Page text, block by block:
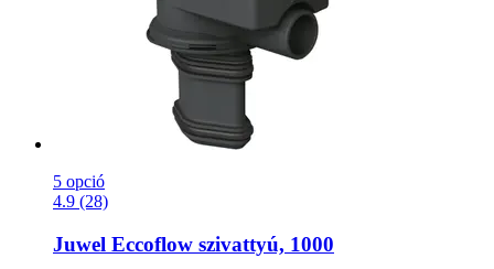
5 opció
4.9 (28)
Juwel Eccoflow szivattyú, 1000